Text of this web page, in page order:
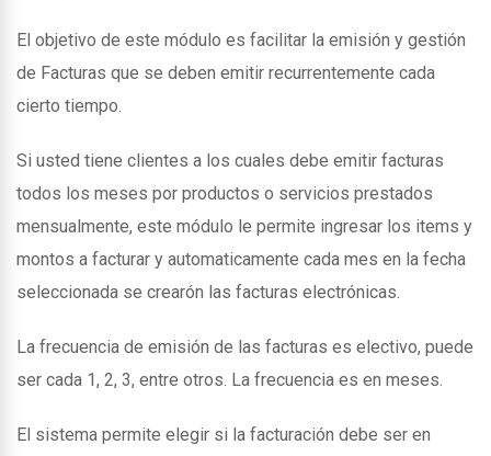
El objetivo de este módulo es facilitar la emisión y gestión
de Facturas que se deben emitir recurrentemente cada
cierto tiempo.
Si usted tiene clientes a los cuales debe emitir facturas
todos los meses por productos o servicios prestados
mensualmente, este módulo le permite ingresar los items y
montos a facturar y automaticamente cada mes en la fecha
seleccionada se crearón las facturas electrónicas.
La frecuencia de emisión de las facturas es electivo, puede
ser cada 1, 2, 3, entre otros. La frecuencia es en meses.
El sistema permite elegir si la facturación debe ser en